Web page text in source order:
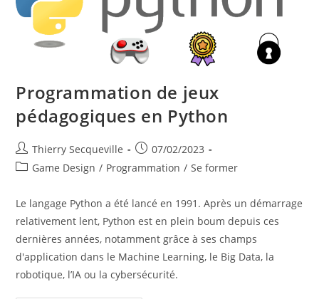
Programmation de jeux
pédagogiques en Python
Auteur/autrice
de
Thierry Secqueville
Publication
publiée :
07/02/2023
PostGame Design / Programmation / Se former
Le langage Python a été lancé en 1991. Après un démarrage
relativement lent, Python est en plein boum depuis ces
dernières années, notamment grâce à ses champs
d'application dans le Machine Learning, le Big Data, la
robotique, l’IA ou la cybersécurité.